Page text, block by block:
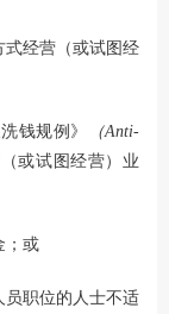
式经营（或试图经
钱规例》
（Anti-
或试图经营）业
；或
职位的人士不适